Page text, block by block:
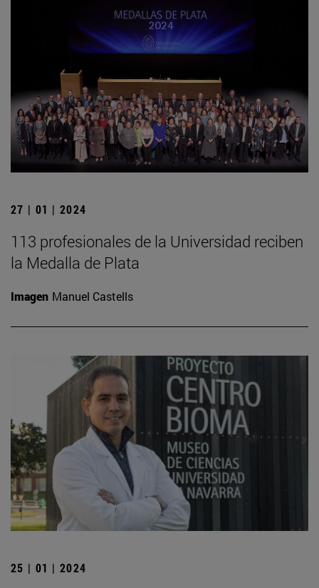
27 | 01 | 2024
113 profesionales de la Universidad reciben
la Medalla de Plata
Imagen Manuel Castells
25 | 01 | 2024